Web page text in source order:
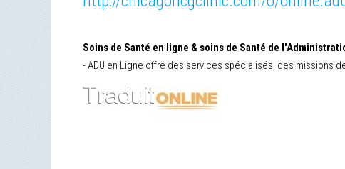
Soins de Santé en ligne & soins de Santé de
- ADU en Ligne offre des services spécialisés, des missions